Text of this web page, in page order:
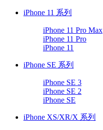
iPhone 11 系列
iPhone 11 Pro Max
iPhone 11 Pro
iPhone 11
iPhone SE 系列
iPhone SE 3
iPhone SE 2
iPhone SE
iPhone XS/XR/X 系列